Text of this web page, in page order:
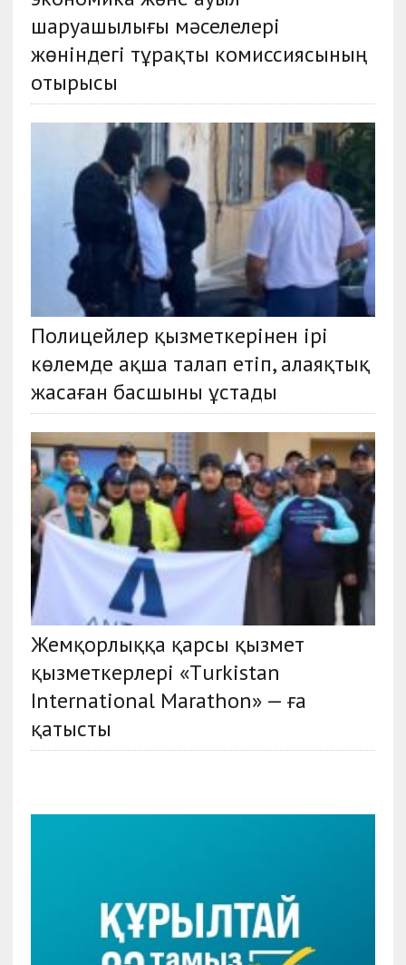
шаруашылығы мәселелері
жөніндегі тұрақты комиссиясының
отырысы
Полицейлер қызметкерінен ірі
көлемде ақша талап етіп, алаяқтық
жасаған басшыны ұстады
Жемқорлыққа қарсы қызмет
қызметкерлері «Тurkistan
Іnternational Мarathon» — ға
қатысты